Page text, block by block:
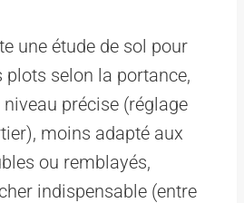
une étude de sol pour
selon la portance,
précise (réglage
moins adapté aux
ou remblayés,
indispensable (entre